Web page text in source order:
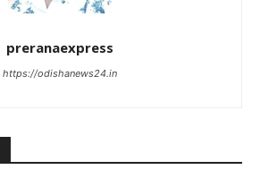
preranaexpress
https://odishanews24.in